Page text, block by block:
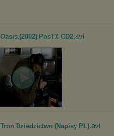
Oasis.(2002).PosTX CD2.avi
Tron Dziedzictwo (Napisy PL).avi